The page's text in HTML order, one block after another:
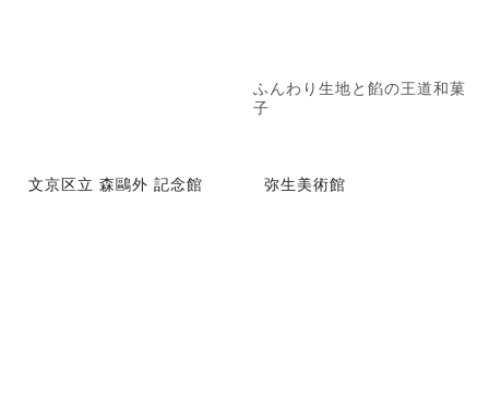
ふんわり生地と餡の王道和菓
子
文京区立 森鷗外 記念館 弥生美術館